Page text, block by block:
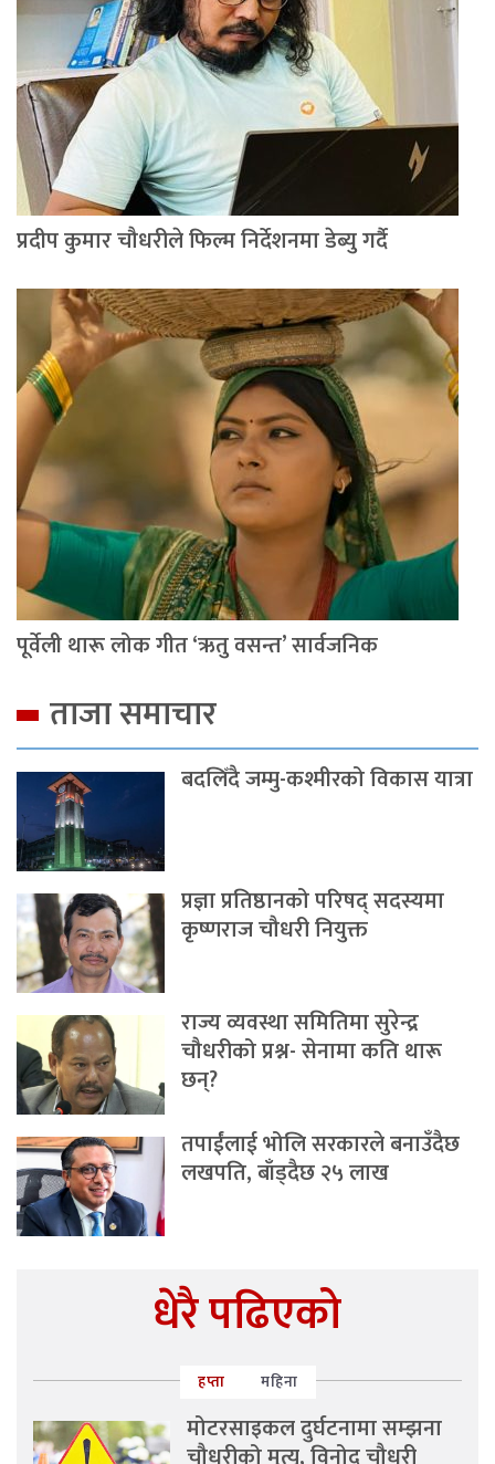
प्रदीप कुमार चौधरीले फिल्म निर्देशनमा डेब्यु गर्दै
पूर्वेली थारू लोक गीत ‘ऋतु वसन्त’ सार्वजनिक
ताजा समाचार
बदलिँदै जम्मु-कश्मीरको विकास यात्रा
प्रज्ञा प्रतिष्ठानको परिषद् सदस्यमा
कृष्णराज चौधरी नियुक्त
राज्य व्यवस्था समितिमा सुरेन्द्र
चौधरीको प्रश्न- सेनामा कति थारू
छन्?
तपाईंलाई भोलि सरकारले बनाउँदैछ
लखपति, बाँड्दैछ २५ लाख
धेरै पढिएको
हप्ता महिना
मोटरसाइकल दुर्घटनामा सम्झना